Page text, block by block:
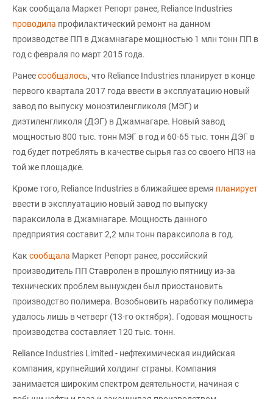
Как сообщала Маркет Репорт ранее, Reliance Industries
проводила профилактический ремонт на данном
производстве ПП в Джамнагаре мощностью 1 млн тонн ПП в
год с февраля по март 2015 года.
Ранеесообщалось, что Reliance Industries планирует в конце
первого квартала 2017 года ввести в эксплуатацию новый
завод по выпуску моноэтиленгликоля (МЭГ) и
диэтиленгликоля (ДЭГ) в Джамнагаре. Новый завод
мощностью 800 тыс. тонн МЭГ в год и 60-65 тыс. тонн ДЭГ в
год будет потреблять в качестве сырья газ со своего НПЗ на
той же площадке.
Кроме того, Reliance Industries в ближайшее время планирует
ввести в эксплуатацию новый завод по выпуску
параксилола в Джамнагаре. Мощность данного
предприятия составит 2,2 млн тонн параксилола в год.
Как сообщала Маркет Репорт ранее, российский
производитель ПП Ставролен в прошлую пятницу из-за
технических проблем вынужден был приостановить
производство полимера. Возобновить наработку полимера
удалось лишь в четверг (13-го октября). Годовая мощность
производства составляет 120 тыс. тонн.
Reliance Industries Limited - нефтехимическая индийская
компания, крупнейший холдинг страны. Компания
занимается широким спектром деятельности, начиная с